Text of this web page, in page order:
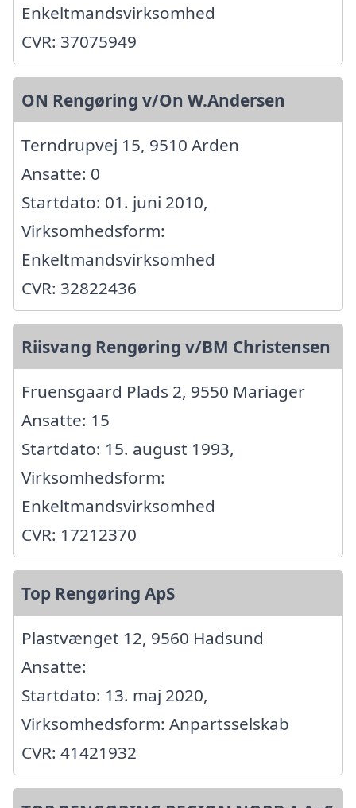
Enkeltmandsvirksomhed
CVR: 37075949
ON Rengøring v/On W.Andersen
Terndrupvej 15, 9510 Arden
Ansatte: 0
Startdato: 01. juni 2010,
Virksomhedsform:
Enkeltmandsvirksomhed
CVR: 32822436
Riisvang Rengøring v/BM Christensen
Fruensgaard Plads 2, 9550 Mariager
Ansatte: 15
Startdato: 15. august 1993,
Virksomhedsform:
Enkeltmandsvirksomhed
CVR: 17212370
Top Rengøring ApS
Plastvænget 12, 9560 Hadsund
Ansatte:
Startdato: 13. maj 2020,
Virksomhedsform: Anpartsselskab
CVR: 41421932